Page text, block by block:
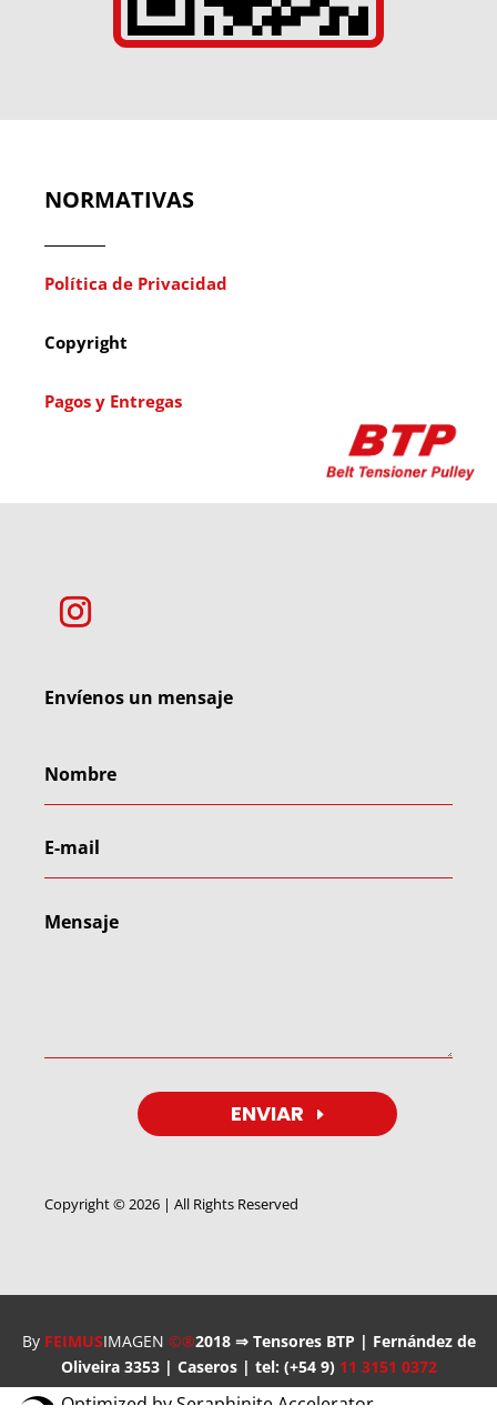
NORMATIVAS
Política de Privacidad
Copyright
Pagos y Entregas
Envíenos un mensaje
ENVIAR
Copyright © 2026 | All Rights Reserved
By FEIMUSIMAGEN ©®2018 ⇒ Tensores BTP | Fernández de
Oliveira 3353 | Caseros | tel: (+54 9) 11 3151 0372
Optimized by Seraphinite Accelerator